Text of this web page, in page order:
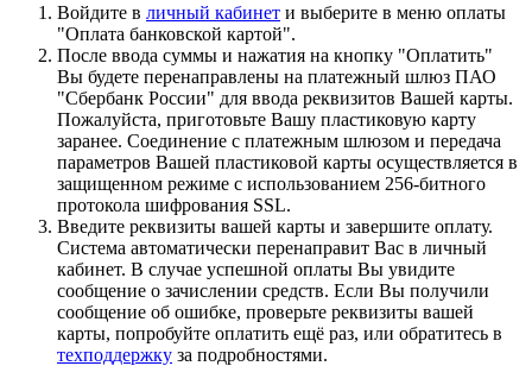
Войдите в личный кабинет и выберите в меню оплаты
"Оплата банковской картой".
После ввода суммы и нажатия на кнопку "Оплатить"
Вы будете перенаправлены на платежный шлюз ПАО
"Сбербанк России" для ввода реквизитов Вашей карты.
Пожалуйста, приготовьте Вашу пластиковую карту
заранее. Соединение с платежным шлюзом и передача
параметров Вашей пластиковой карты осуществляется в
защищенном режиме с использованием 256-битного
протокола шифрования SSL.
Введите реквизиты вашей карты и завершите оплату.
Система автоматически перенаправит Вас в личный
кабинет. В случае успешной оплаты Вы увидите
сообщение о зачислении средств. Если Вы получили
сообщение об ошибке, проверьте реквизиты вашей
карты, попробуйте оплатить ещё раз, или обратитесь в
техподдержку за подробностями.